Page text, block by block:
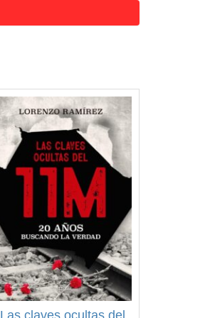
Las claves ocultas del